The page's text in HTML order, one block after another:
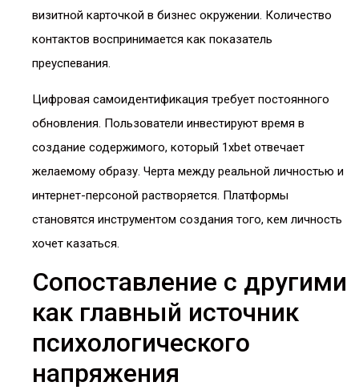
визитной карточкой в бизнес окружении. Количество
контактов воспринимается как показатель
преуспевания.
Цифровая самоидентификация требует постоянного
обновления. Пользователи инвестируют время в
создание содержимого, который 1xbet отвечает
желаемому образу. Черта между реальной личностью и
интернет-персоной растворяется. Платформы
становятся инструментом создания того, кем личность
хочет казаться.
Сопоставление с другими
как главный источник
психологического
напряжения